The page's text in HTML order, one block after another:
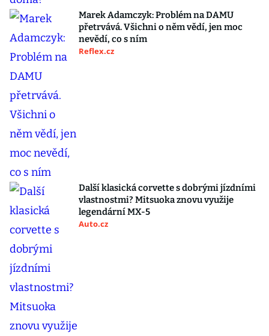
Marek Adamczyk: Problém na DAMU
přetrvává. Všichni o něm vědí, jen moc
nevědí, co s ním
Reflex.cz
Další klasická corvette s dobrými jízdními
vlastnostmi? Mitsuoka znovu využije
legendární MX-5
Auto.cz